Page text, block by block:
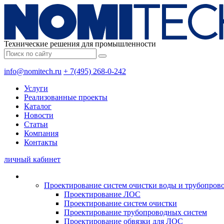
Технические решения для промышленности
info@nomitech.ru + 7(495) 268-0-242
Услуги
Реализованные проекты
Каталог
Новости
Статьи
Компания
Контакты
личный кабинет
Проектирование систем очистки воды и
Проектирование ЛОС
Проектирование систем очистки
Проектирование трубопроводных систем
Проектирование обвязки для ЛОС